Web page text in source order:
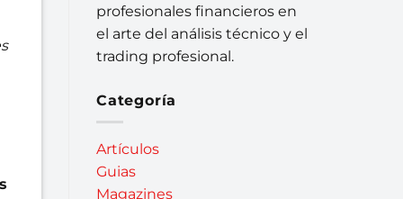
profesionales financieros en
el arte del análisis técnico y el
trading profesional.
Categoría
Artículos
Guias
Magazines